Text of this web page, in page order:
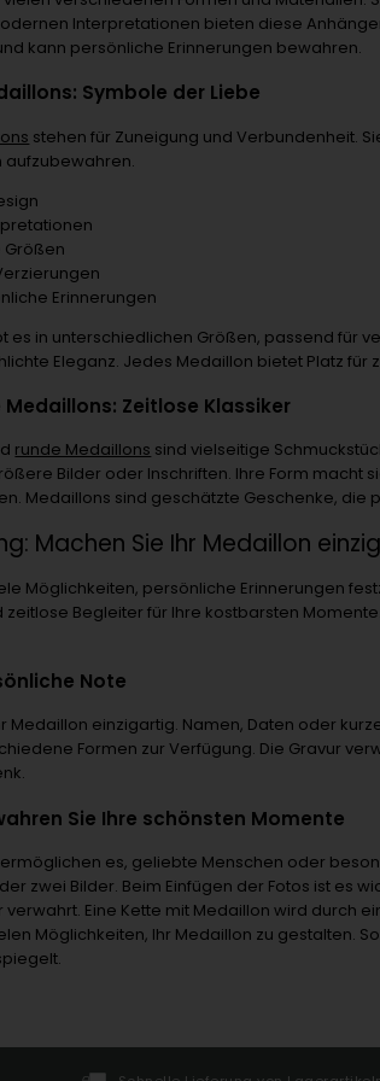
Interpretationen bieten diese
kann persönliche Erinnerungen bewahren.
Symbole der Liebe
stehen für Zuneigung und Verbundenheit.
aufzubewahren.
Erinnerungen
es in unterschiedlichen Größen, passend für
Eleganz. Jedes Medaillon bietet Platz für
Zeitlose Klassiker
runde Medaillons sind vielseitige
Bilder oder Inschriften. Ihre Form
Medaillons sind geschätzte Geschenke,
Machen Sie Ihr Medaillon
Möglichkeiten, persönliche Erinnerungen
zeitlose Begleiter für Ihre kostbarsten
Note
Medaillon einzigartig. Namen, Daten oder
Formen zur Verfügung. Die Gravur
Sie Ihre schönsten Momente
ermöglichen es, geliebte Menschen oder
zwei Bilder. Beim Einfügen der Fotos ist es
verwahrt. Eine Kette mit Medaillon wird durch
Möglichkeiten, Ihr Medaillon zu gestalten.